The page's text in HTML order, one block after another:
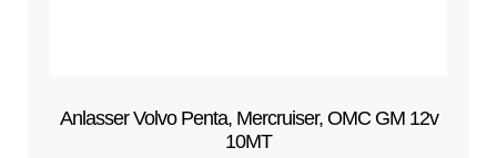
Anlasser Volvo Penta, Mercruiser, OMC GM 12v
10MT